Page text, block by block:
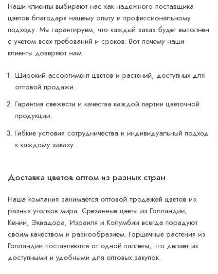
Наши клиенты выбирают нас как надежного поставщика
цветов благодаря нашему опыту и профессиональному
подходу. Мы гарантируем, что каждый заказ будет выполнен
с учетом всех требований и сроков. Вот почему наши
клиенты доверяют нам:
Широкий ассортимент цветов и растений, доступных для
оптовой продажи.
Гарантия свежести и качества каждой партии цветочной
продукции.
Гибкие условия сотрудничества и индивидуальный подход
к каждому заказу.
Доставка цветов оптом из разных стран
Наша компания занимается оптовой продажей цветов из
разных уголков мира. Срезанные цветы из Голландии,
Кении, Эквадора, Израиля и Колумбии всегда порадуют
своим качеством и разнообразием. Горшечные растения из
Голландии поставляются от одной паллеты, что делает их
доступными и удобными для оптовых закупок.